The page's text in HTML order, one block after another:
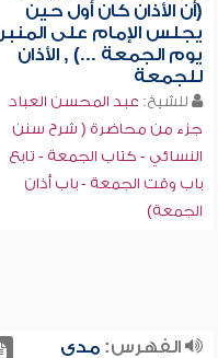
(أن الأذان كان أول حين
يجلس الإمام على المنبر
يوم الجمعة ...) , الأذان
للجمعة
للشيخ: عبد المحسن العباد
جزء من محاضرة ( شرح سنن
النسائي - كتاب الجمعة - تابع
باب وقت الجمعة - باب أذان
الجمعة)
الفهرس:مدى